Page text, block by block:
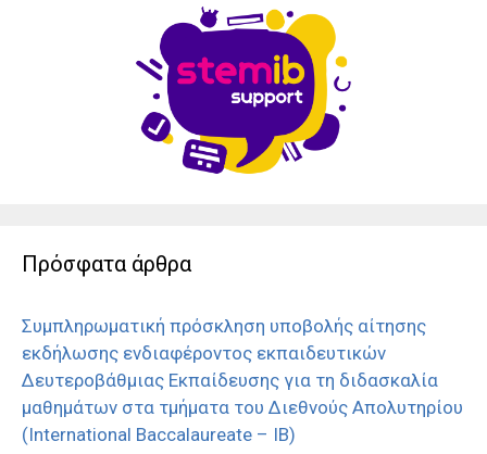
Πρόσφατα άρθρα
Συμπληρωματική πρόσκληση υποβολής αίτησης
εκδήλωσης ενδιαφέροντος εκπαιδευτικών
Δευτεροβάθμιας Εκπαίδευσης για τη διδασκαλία
μαθημάτων στα τμήματα του Διεθνούς Απολυτηρίου
(International Baccalaureate – IB)